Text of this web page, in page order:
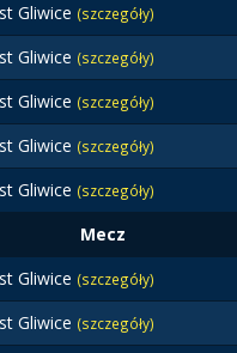
Gliwice (szczegóły)
Gliwice (szczegóły)
Gliwice (szczegóły)
Gliwice (szczegóły)
Gliwice (szczegóły)
Mecz
Gliwice (szczegóły)
Gliwice (szczegóły)